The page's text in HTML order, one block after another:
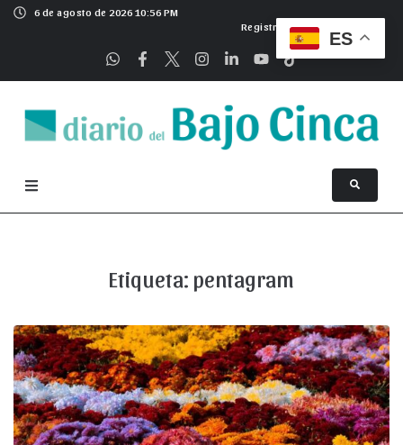
6 de agosto de 2026 10:56 PM
Registrarse
Etiqueta: pentagram
ES